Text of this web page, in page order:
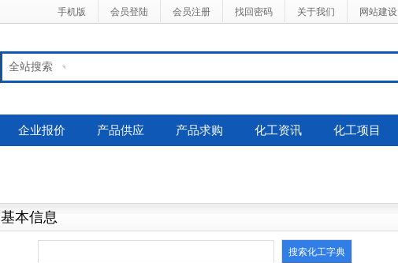
手机版 会员登陆 会员注册 找回密码 关于我们 网站建设
全站搜索
企业报价 产品供应 产品求购 化工资讯 化工项目
基本信息